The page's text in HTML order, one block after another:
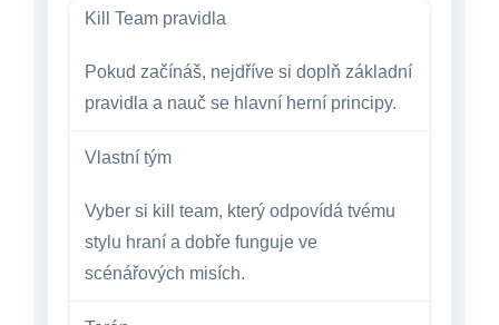
Kill Team pravidla
Pokud začínáš, nejdříve si doplň základní
pravidla a nauč se hlavní herní principy.
Vlastní tým
Vyber si kill team, který odpovídá tvému
stylu hraní a dobře funguje ve
scénářových misích.